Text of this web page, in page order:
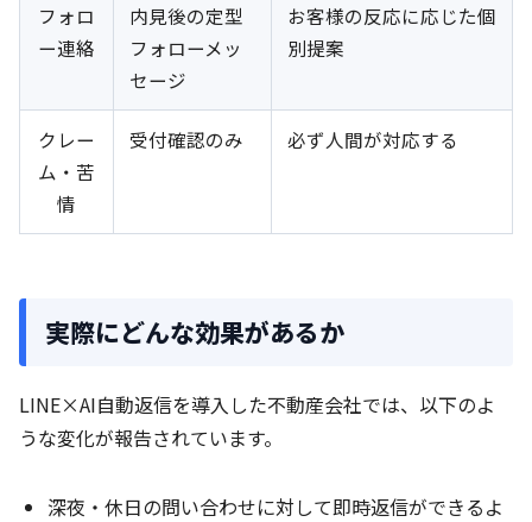
フォロ
ー連絡
内見後の定型
フォローメッ
セージ
お客様の反応に応じた個
別提案
クレー
ム・苦
情
受付確認のみ 必ず人間が対応する
実際にどんな効果があるか
LINE×AI自動返信を導入した不動産会社では、以下のよ
うな変化が報告されています。
深夜・休日の問い合わせに対して即時返信ができるよ